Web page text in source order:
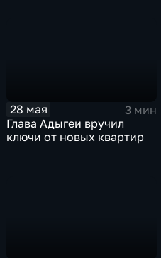
28 мая
3 мин
Глава Адыгеи вручил
ключи от новых квартир